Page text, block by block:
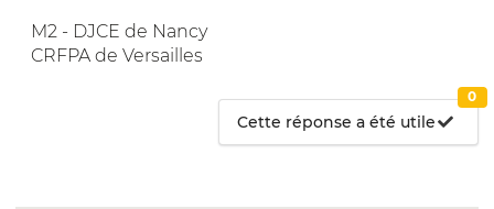
M2 - DJCE de Nancy
CRFPA de Versailles
Cette réponse a été utile
0